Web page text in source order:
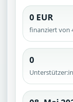
0 EUR
finanziert von
0